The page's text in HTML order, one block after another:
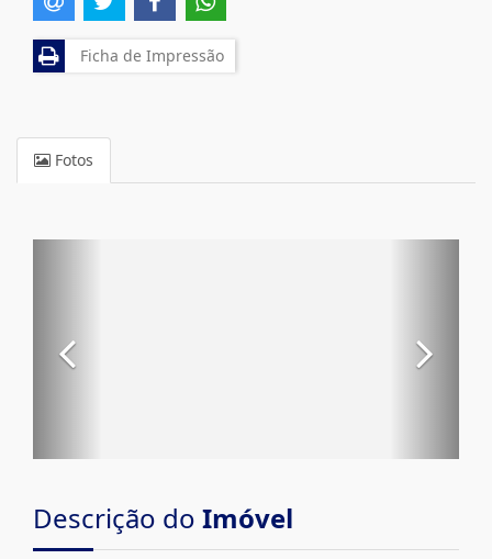
Ficha de Impressão
Fotos
Descrição do Imóvel